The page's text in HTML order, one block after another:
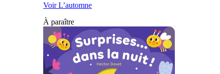
Voir L’automne
À paraître